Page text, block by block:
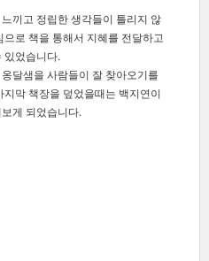
끼고 정립한 생각들이 틀리지 않
으로 책을 통해서 지혜를 전달하고
있었습니다.
달샘을 사람들이 잘 찾아오기를
지막 책장을 덮었을때는 백지연이
게 되었습니다.